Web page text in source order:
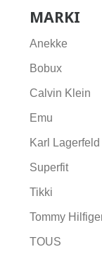
MARKI
Anekke
Bobux
Calvin Klein
Emu
Karl Lagerfeld
Superfit
Tikki
Tommy
TOUS